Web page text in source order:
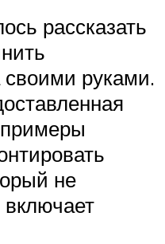
рассказать
руками.
не